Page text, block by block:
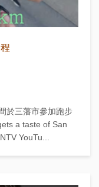
於三藩市參加跑步
a taste of San
YouTu...